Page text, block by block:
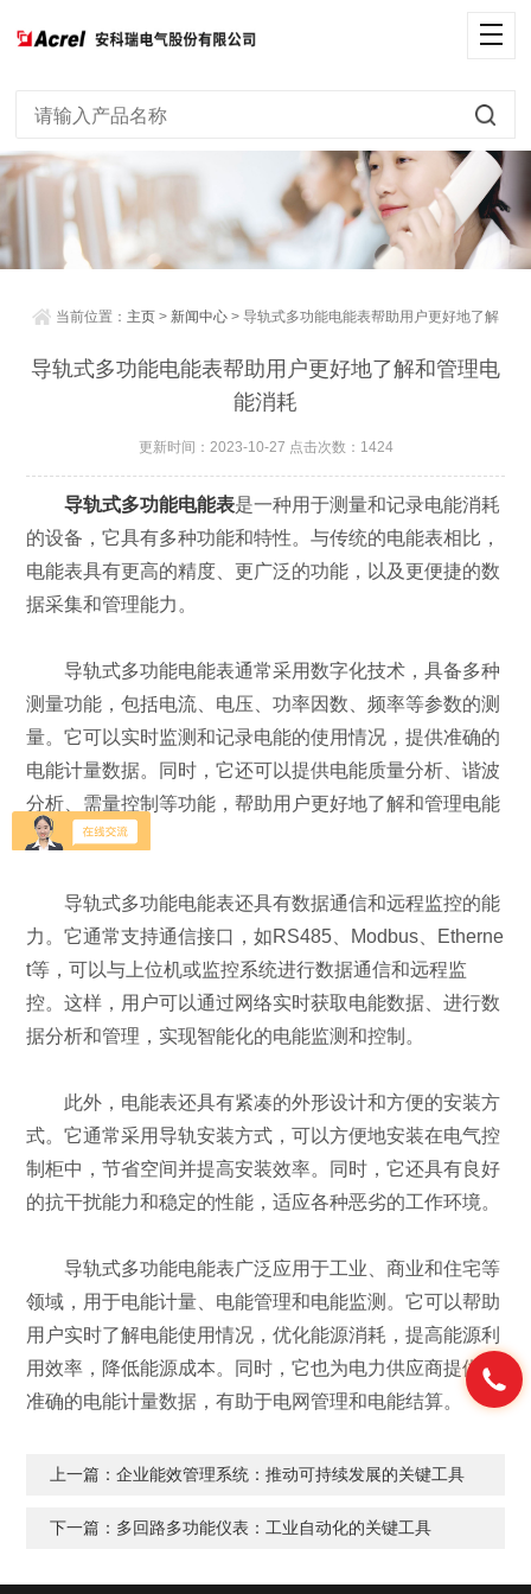
当前位置： 主页 > 新闻中心 > 导轨式多功能电能表帮助用户更好地了解
和管理电能消耗
导轨式多功能电能表帮助用户更好地了解和管理电
能消耗
更新时间：2023-10-27 点击次数：1424
导轨式多功能电能表是一种用于测量和记录电能消耗
的设备，它具有多种功能和特性。与传统的电能表相比，
电能表具有更高的精度、更广泛的功能，以及更便捷的数
据采集和管理能力。
导轨式多功能电能表通常采用数字化技术，具备多种
测量功能，包括电流、电压、功率因数、频率等参数的测
量。它可以实时监测和记录电能的使用情况，提供准确的
电能计量数据。同时，它还可以提供电能质量分析、谐波
分析、需量控制等功能，帮助用户更好地了解和管理电能
消耗。
导轨式多功能电能表还具有数据通信和远程监控的能
力。它通常支持通信接口，如RS485、Modbus、Etherne
t等，可以与上位机或监控系统进行数据通信和远程监
控。这样，用户可以通过网络实时获取电能数据、进行数
据分析和管理，实现智能化的电能监测和控制。
此外，电能表还具有紧凑的外形设计和方便的安装方
式。它通常采用导轨安装方式，可以方便地安装在电气控
制柜中，节省空间并提高安装效率。同时，它还具有良好
的抗干扰能力和稳定的性能，适应各种恶劣的工作环境。
导轨式多功能电能表广泛应用于工业、商业和住宅等
领域，用于电能计量、电能管理和电能监测。它可以帮助
用户实时了解电能使用情况，优化能源消耗，提高能源利
用效率，降低能源成本。同时，它也为电力供应商提供了
准确的电能计量数据，有助于电网管理和电能结算。
上一篇：企业能效管理系统：推动可持续发展的关键工具
下一篇： 多回路多功能仪表：工业自动化的关键工具